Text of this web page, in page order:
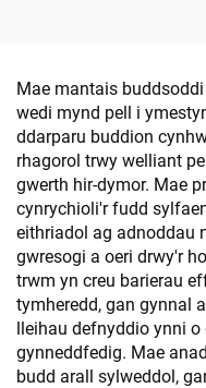
Mae mantais
wedi mynd pell i
ddarparu buddion
rhagorol trwy welliant
gwerth hir-dymor. Mae
cynrychioli'r fudd
eithriadol ag adnoddau
gwresogi a oeri drwy'r
trwm yn creu barierau
tymheredd, gan gynnal
lleihau defnyddio ynni
gynneddfedig. Mae
budd arall sylweddol,